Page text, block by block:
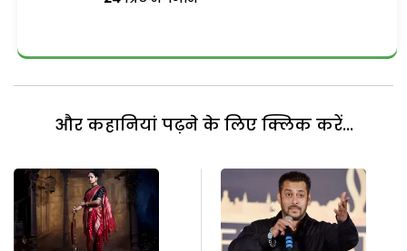
और कहानियां पढ़ने के लिए क्लिक करें...